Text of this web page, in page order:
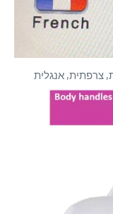
צרפתית, אנגלית